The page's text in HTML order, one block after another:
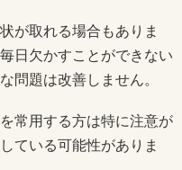
が取れる場合もありま
日欠かすことができない
問題は改善しません。
常用する方は特に注意が
ている可能性がありま